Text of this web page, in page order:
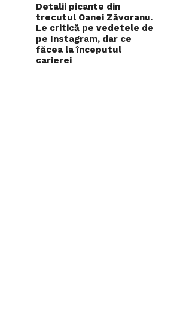
Detalii picante din
trecutul Oanei Zăvoranu.
Le critică pe vedetele de
pe Instagram, dar ce
făcea la începutul
carierei